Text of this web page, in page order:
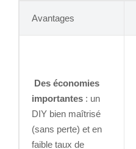
Avantages
Des économies
importantes : un
DIY bien maîtrisé
(sans perte) et en
faible taux de